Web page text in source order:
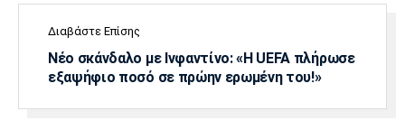
Διαβάστε Επίσης
Νέο σκάνδαλο με Ινφαντίνο: «Η UEFA πλήρωσε
εξαψήφιο ποσό σε πρώην ερωμένη του!»